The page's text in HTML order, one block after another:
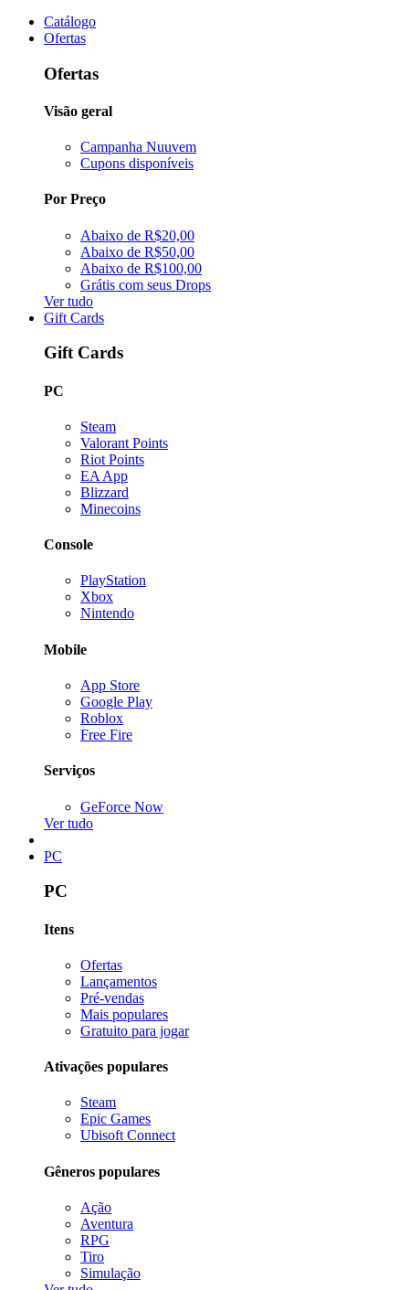
Catálogo
Ofertas
Ofertas
Visão geral
Campanha Nuuvem
Cupons disponíveis
Por Preço
Abaixo de R$20,00
Abaixo de R$50,00
Abaixo de R$100,00
Grátis com seus Drops
Ver tudo
Gift Cards
Gift Cards
PC
Steam
Valorant Points
Riot Points
EA App
Blizzard
Minecoins
Console
PlayStation
Xbox
Nintendo
Mobile
App Store
Google Play
Roblox
Free Fire
Serviços
GeForce Now
Ver tudo
PC
PC
Itens
Ofertas
Lançamentos
Pré-vendas
Mais populares
Gratuito para jogar
Ativações populares
Steam
Epic Games
Ubisoft Connect
Gêneros populares
Ação
Aventura
RPG
Tiro
Simulação